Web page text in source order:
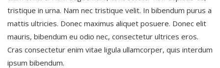
tristique in urna. Nam nec tristique velit. In bibendum purus a
mattis ultricies. Donec maximus aliquet posuere. Donec elit
mauris, bibendum eu odio nec, consectetur ultrices eros.
Cras consectetur enim vitae ligula ullamcorper, quis interdum
ipsum bibendum.